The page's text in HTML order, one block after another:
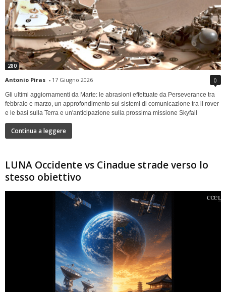
280
Antonio Piras - 17 Giugno 2026 0
Gli ultimi aggiornamenti da Marte: le abrasioni effettuate da Perseverance tra
febbraio e marzo, un approfondimento sui sistemi di comunicazione tra il rover
e le basi sulla Terra e un'anticipazione sulla prossima missione Skyfall
Continua a leggere
LUNA Occidente vs Cinadue strade verso lo
stesso obiettivo